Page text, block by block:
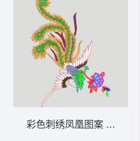
彩色刺绣凤凰图案 凤凰